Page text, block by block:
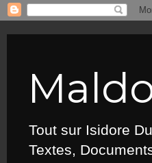
Tout sur Isidore
Textes,